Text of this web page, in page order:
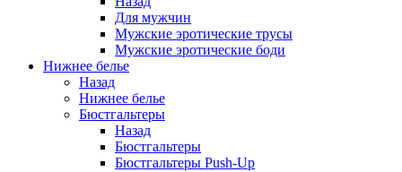
Для мужчин
Мужские эротические трусы
Мужские эротические боди
Нижнее белье
Назад
Нижнее белье
Бюстгальтеры
Назад
Бюстгальтеры
Бюстгальтеры Push-Up